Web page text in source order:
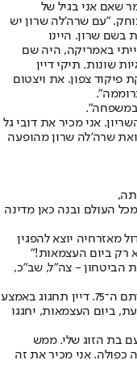
שאם אני בגיל של
"עם שרה'לה שרון יש
בשם שרון. היינו
באמריקה, היה שם
שונות. תיקי דיין
פיקוד צפון. את ויצטום
במשפחה".
אני מכיר את דובי גל
ואת שרה'לה שרון מהופעה
העולם ובנה כאן מדינה
מאזרחיה יוצא להפגין
רק ביום העצמאות!"
הביטחון - צה"ל, שב"כ,
ויצטום, שרון, גל וטולדנו כבר חגגו את יום הולדתם ה־75. דיין תחגוג באמצע
ביום העצמאות, יחגגו
בת הזוג שלי. ממש
כפולה. אני מכיר את זה